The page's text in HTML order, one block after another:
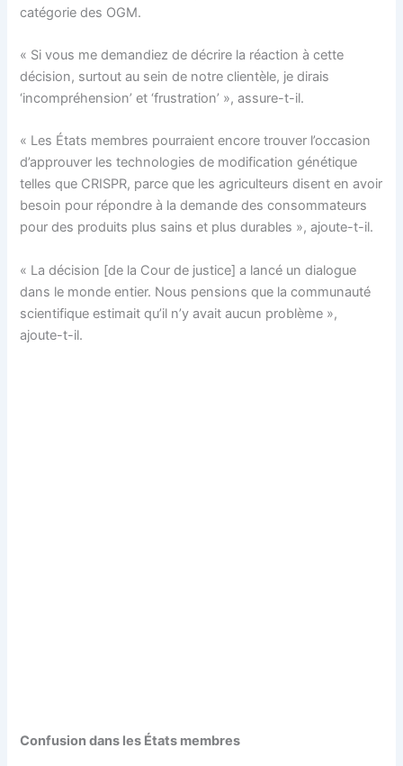
catégorie des OGM.
« Si vous me demandiez de décrire la réaction à cette
décision, surtout au sein de notre clientèle, je dirais
‘incompréhension’ et ‘frustration’ », assure-t-il.
« Les États membres pourraient encore trouver l’occasion
d’approuver les technologies de modification génétique
telles que CRISPR, parce que les agriculteurs disent en avoir
besoin pour répondre à la demande des consommateurs
pour des produits plus sains et plus durables », ajoute-t-il.
« La décision [de la Cour de justice] a lancé un dialogue
dans le monde entier. Nous pensions que la communauté
scientifique estimait qu’il n’y avait aucun problème »,
ajoute-t-il.
Confusion dans les États membres